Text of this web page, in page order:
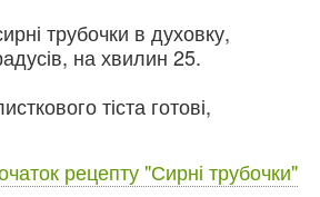
трубочки в духовку,
на хвилин 25.
тіста готові,
рецепту "Сирні трубочки"